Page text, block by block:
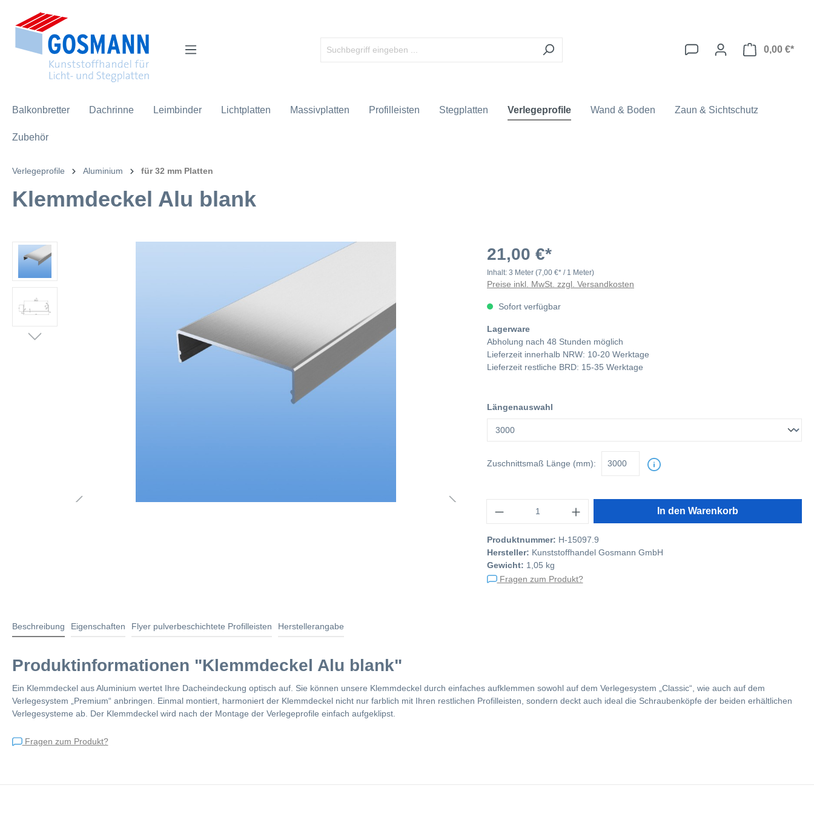
springen
0,00 €*
Balkonbretter Dachrinne Leimbinder Lichtplatten Massivplatten Profilleisten Stegplatten Verlegeprofile Wand & Boden Zaun & Sichtschutz
Zubehör
Verlegeprofile Aluminium für 32 mm Platten
Klemmdeckel Alu blank
21,00 €*
Inhalt: 3 Meter (7,00 €* / 1 Meter)
Preise inkl. MwSt. zzgl. Versandkosten
Sofort verfügbar
Lagerware
Abholung nach 48 Stunden möglich
Lieferzeit innerhalb NRW: 10-20 Werktage
Lieferzeit restliche BRD: 15-35 Werktage
Längenauswahl
Zuschnittsmaß Länge (mm):
In den Warenkorb
Produktnummer: H-15097.9
Hersteller: Kunststoffhandel Gosmann GmbH
Gewicht: 1,05 kg
Fragen zum Produkt?
Beschreibung Eigenschaften Flyer pulverbeschichtete Profilleisten Herstellerangabe
Produktinformationen "Klemmdeckel Alu blank"
Ein Klemmdeckel aus Aluminium wertet Ihre Dacheindeckung optisch auf. Sie können unsere Klemmdeckel durch einfaches aufklemmen sowohl auf dem Verlegesystem „Classic“, wie auch auf dem
Verlegesystem „Premium“ anbringen. Einmal montiert, harmoniert der Klemmdeckel nicht nur farblich mit Ihren restlichen Profilleisten, sondern deckt auch ideal die Schraubenköpfe der beiden erhältlichen
Verlegesysteme ab. Der Klemmdeckel wird nach der Montage der Verlegeprofile einfach aufgeklipst.
Fragen zum Produkt?